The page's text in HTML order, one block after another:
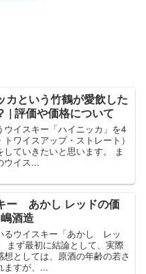
カという竹鶴が愛飲した
| 評価や価格について
イスキー「ハイニッカ」を4
ワイスアップ・ストレート）
ていきたいと思います。 ま
ウイス...
ー あかし レッドの価
酒造
るウイスキー「あかし レッ
まず最初に結論として、実際
としては、原酒の年齢の若さ
ますが、...